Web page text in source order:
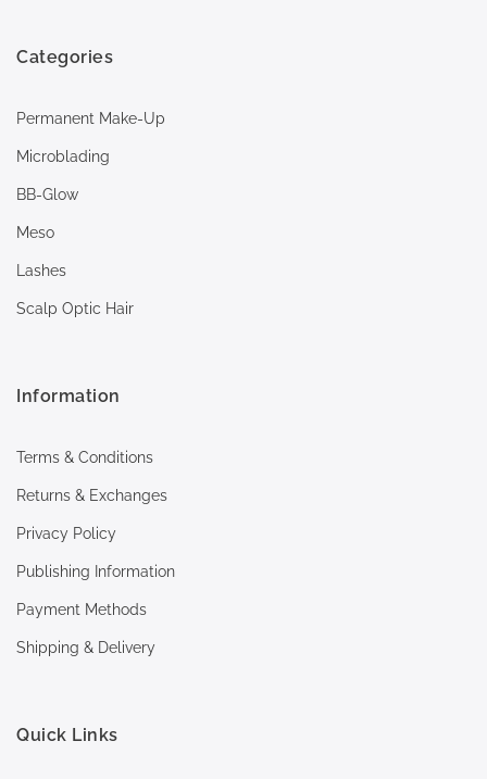
Categories
Permanent Make-Up
Microblading
BB-Glow
Meso
Lashes
Scalp Optic Hair
Information
Terms & Conditions
Returns & Exchanges
Privacy Policy
Publishing Information
Payment Methods
Shipping & Delivery
Quick Links